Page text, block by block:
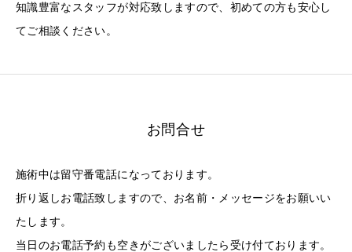
知識豊富なスタッフが対応致しますので、初めての方も安心し
てご相談ください。
お問合せ
施術中は留守番電話になっております。
折り返しお電話致しますので、お名前・メッセージをお願いい
たします。
当日のお電話予約も空きがございましたら受け付ております。